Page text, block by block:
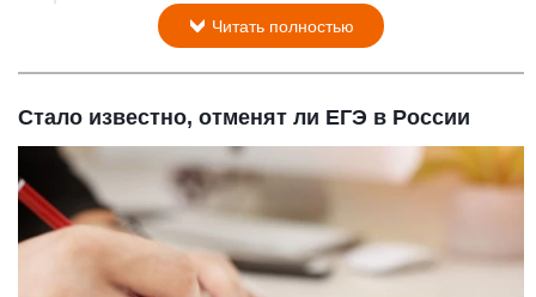
Читать полностью
Стало известно, отменят ли ЕГЭ в России